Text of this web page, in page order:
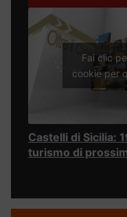
Fai clic
cookie per
Castelli di Sicilia:
turismo di